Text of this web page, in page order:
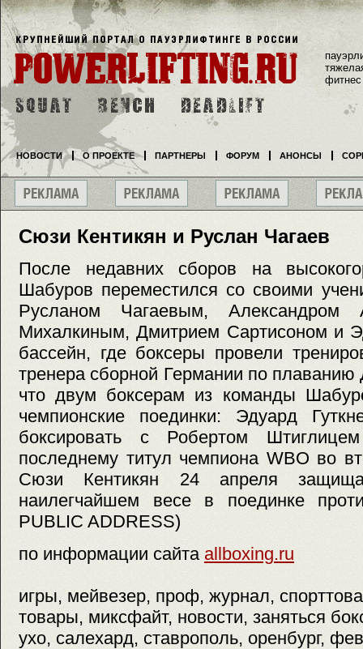
Сюзи Кентикян и Руслан Чагаев
После недавних сборов на
Шабуров переместился со своими
Русланом Чагаевым, Александром
Михалкиным, Дмитрием Сартисоном и
бассейн, где боксеры провели
тренера сборной Германии по
что двум боксерам из команды
чемпионские поединки: Эдуард
боксировать с Робертом
последнему титул чемпиона WBO во
Сюзи Кентикян 24 апреля
наилегчайшем весе в поединке
PUBLIC ADDRESS)
по информации сайта allboxing.ru
игры, мейвезер, проф, журнал,
товары, миксфайт, новости, заняться
ухо, салехард, ставрополь, оренбург,
фитнес
НОВОСТИ О ПРОЕКТЕ ПАРТНЕРЫ ФОРУМ АНОНСЫ